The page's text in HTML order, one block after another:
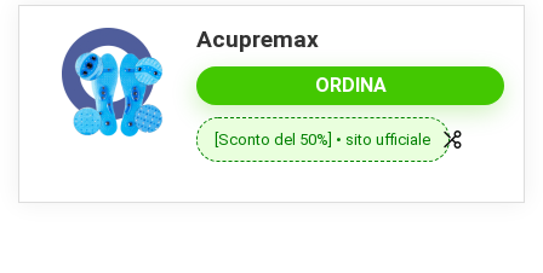
Acupremax
ORDINA
[Sconto del 50%] • sito ufficiale